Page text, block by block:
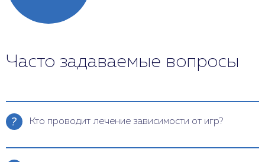
Часто задаваемые вопросы
Кто проводит лечение зависимости от игр?
Курс лечения игромании – процесс комплексный,